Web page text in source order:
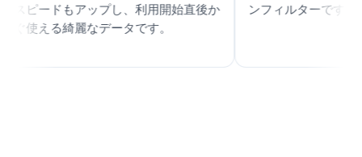
作業スピードもアップし、利用開始直後か
らすぐ使える綺麗なデータです。
ンフィルターで